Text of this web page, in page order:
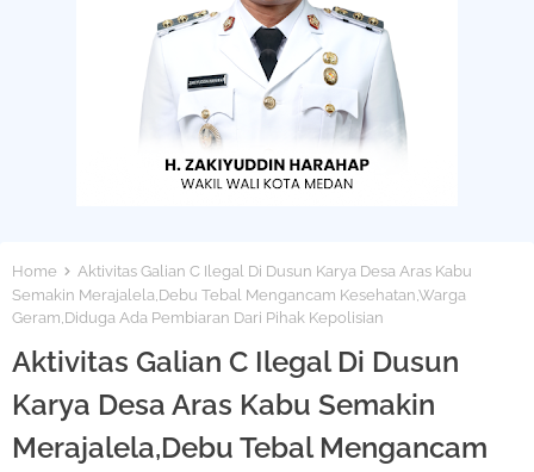
Home
Aktivitas Galian C Ilegal Di Dusun Karya Desa Aras Kabu
Semakin Merajalela,Debu Tebal Mengancam Kesehatan,Warga
Geram,Diduga Ada Pembiaran Dari Pihak Kepolisian
Aktivitas Galian C Ilegal Di Dusun
Karya Desa Aras Kabu Semakin
Merajalela,Debu Tebal Mengancam